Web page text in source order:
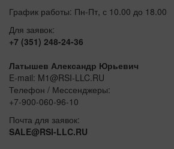
График работы: Пн-Пт, с 10.00 до 18.00
Для заявок:
+7 (351) 248-24-36
Латышев Александр Юрьевич
E-mail: M1@RSI-LLC.RU
Телефон / Мессенджеры:
+7-900-060-96-10
Почта для заявок:
SALE@RSI-LLC.RU